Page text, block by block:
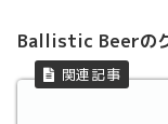
Ballistic Beerの